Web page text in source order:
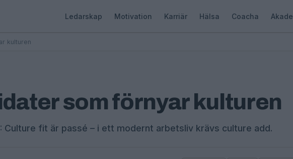
Ledarskap Motivation Karriär Hälsa Coacha
kulturen
som förnyar kulturen
Culture fit är passé – i ett modernt arbetsliv krävs culture add.